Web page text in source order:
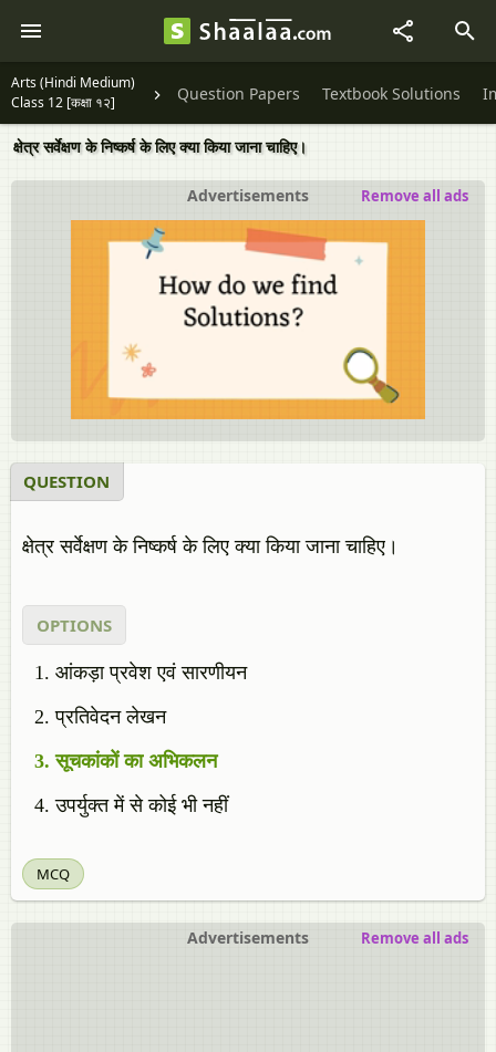
Arts (Hindi Medium)
Class 12 [कक्षा १२]
Question Papers Textbook Solutions
क्षेत्र सर्वेक्षण के निष्कर्ष के लिए क्या किया जाना चाहिए।
Advertisements Remove all ads
QUESTION
क्षेत्र सर्वेक्षण के निष्कर्ष के लिए क्या किया जाना चाहिए।
OPTIONS
आंकड़ा प्रवेश एवं सारणीयन
प्रतिवेदन लेखन
सूचकांकों का अभिकलन
उपर्युक्त में से कोई भी नहीं
MCQ
Advertisements Remove all ads